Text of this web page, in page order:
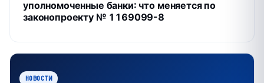
уполномоченные банки: что меняется по
законопроекту № 1169099-8
НОВОСТИ